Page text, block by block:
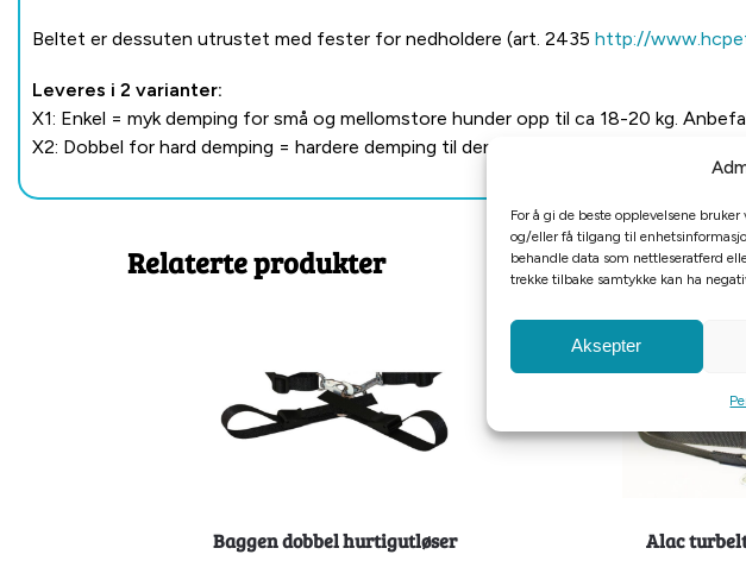
For å gi de beste opplevelsene
og/eller få tilgang til
behandle data som nettleseratferd
trekke tilbake samtykke kan ha
Aksepter
Beltet er dessuten utrustet med fester for nedholdere (art. 2435 http://
Leveres i 2 varianter:
X1: Enkel = myk demping for små og mellomstore hunder opp til ca 18-20 kg.
X2: Dobbel for hard demping = hardere demping til den med flere eller større hunder
Relaterte produkter
Baggen dobbel hurtigutløser Alac